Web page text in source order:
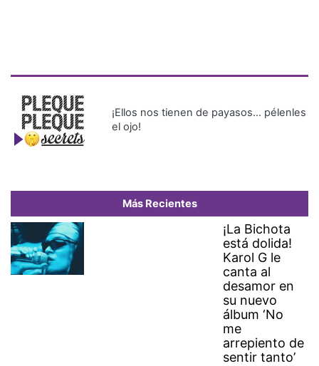
¡Ellos nos tienen de payasos… pélenles
el ojo!
Más Recientes
¡La Bichota
está dolida!
Karol G le
canta al
desamor en
su nuevo
álbum ‘No
me
arrepiento de
sentir tanto’